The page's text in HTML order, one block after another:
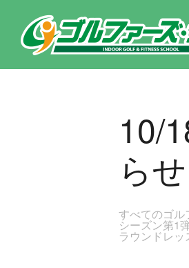
東京都新宿区・文京区ゴルフレッスンのゴルファーズ・ラボ » 10/18 平日
10/
らせ
すべてのゴル
シーズン第1
ラウンドレ